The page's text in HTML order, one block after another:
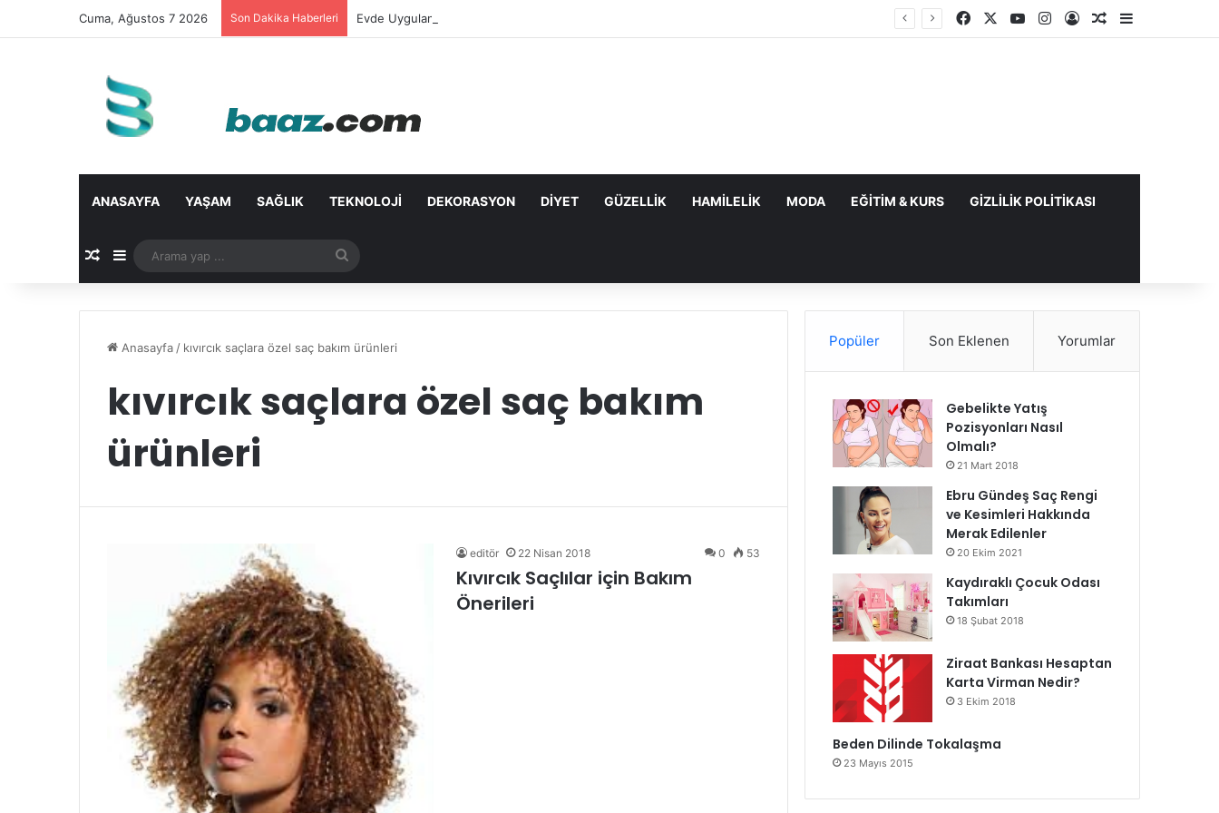
Cuma, Ağustos 7 2026 Son Dakika Haberleri Evde Uygulanabilecek Leke Karşıtı Maskeler FacebookYouTubeInstagram
Kayıt OlRastgele Makale
Kenar
ANASAYFA YAŞAM SAĞLIK TEKNOLOJI DEKORASYON DIYET GÜZELLIK HAMILELIK MODA EĞITIM & KURS GIZLILIK POLITIKASI
Rastgele Makale
Kenar Bölmesi
yap
Anasayfa / kıvırcık saçlara özel saç bakım ürünleri
kıvırcık saçlara özel saç bakım
ürünleri
editör 22 Nisan 2018 0 53
Kıvırcık Saçlılar için Bakım
Önerileri
Popüler Son Eklenen Yorumlar
Gebelikte Yatış
Pozisyonları Nasıl
Olmalı?
21 Mart 2018
Ebru Gündeş Saç Rengi
ve Kesimleri Hakkında
Merak Edilenler
20 Ekim 2021
Kaydıraklı Çocuk Odası
Takımları
18 Şubat 2018
Ziraat Bankası Hesaptan
Karta Virman Nedir?
3 Ekim 2018
Beden Dilinde Tokalaşma
23 Mayıs 2015